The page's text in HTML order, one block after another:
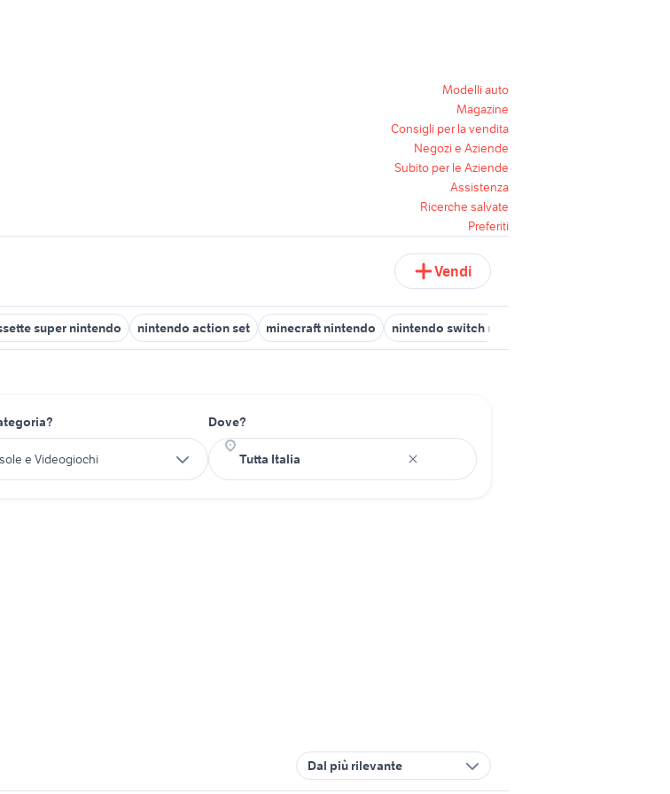
Modelli auto
Magazine
Consigli per la vendita
Negozi e Aziende
Subito per le Aziende
Assistenza
Ricerche salvate
Preferiti
Vendi
super nintendo nintendo action set minecraft nintendo nintendo switch rosa
e Videogiochi
Dove?
Dal più rilevante